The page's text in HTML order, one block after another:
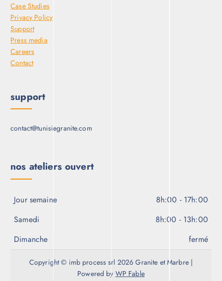
Case Studies
Privacy Policy
Support
Press media
Careers
Contact
support
contact@tunisiegranite.com
nos ateliers ouvert
Jour semaine
8h:00 - 17h:00
Samedi
8h:00 - 13h:00
Dimanche
fermé
Copyright © imb process srl 2026 Granite et Marbre |
Powered by WP Fable